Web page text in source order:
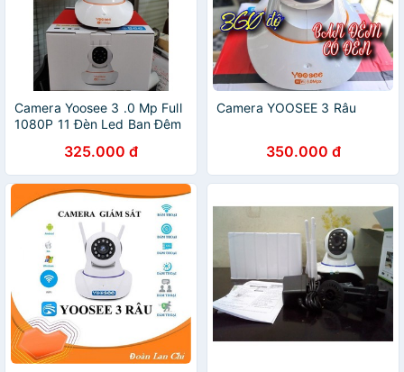
Camera Yoosee 3 .0 Mp Full
1080P 11 Đèn Led Ban Đêm
Yoosee 3 Râu, Yoosee 5 Râu
325.000 đ
Camera YOOSEE 3 Râu
350.000 đ